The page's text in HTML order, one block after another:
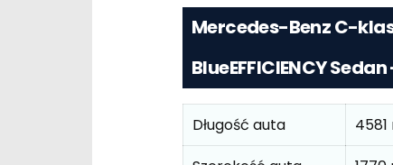
Mercedes-Benz C-
BlueEFFICIENCY
Długość auta